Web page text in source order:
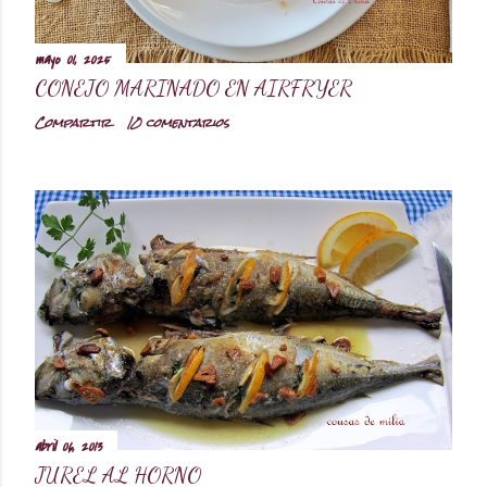
mayo 01, 2025
CONEJO MARINADO EN AIRFRYER
Compartir
10 comentarios
abril 06, 2013
JUREL AL HORNO